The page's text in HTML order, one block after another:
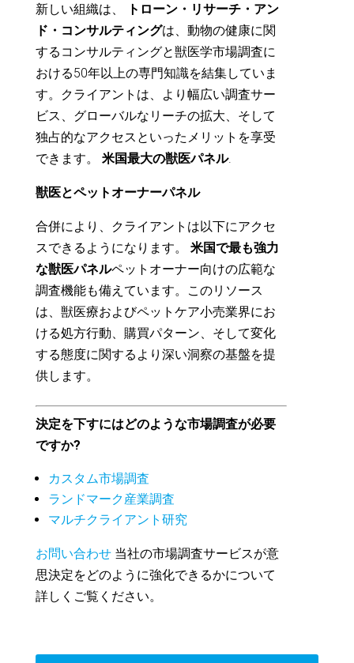
新しい組織は、
トローン・リサーチ・アン
ド・コンサルティングは、動物の健康に関
するコンサルティングと獣医学市場調査に
おける50年以上の専門知識を結集していま
す。クライアントは、より幅広い調査サー
ビス、グローバルなリーチの拡大、そして
独占的なアクセスといったメリットを享受
できます。 米国最大の獣医パネル.
獣医とペットオーナーパネル
合併により、クライアントは以下にアクセ
スできるようになります。 米国で最も強力
な獣医パネルペットオーナー向けの広範な
調査機能も備えています。このリソース
は、獣医療およびペットケア小売業界にお
ける処方行動、購買パターン、そして変化
する態度に関するより深い洞察の基盤を提
供します。
決定を下すにはどのような市場調査が必要
ですか?
カスタム市場調査
ランドマーク産業調査
マルチクライアント研究
お問い合わせ当社の市場調査サービスが意
思決定をどのように強化できるかについて
詳しくご覧ください。